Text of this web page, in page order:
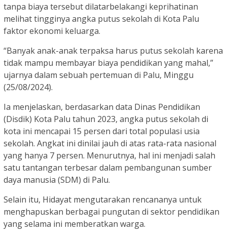
tanpa biaya tersebut dilatarbelakangi keprihatinan
melihat tingginya angka putus sekolah di Kota Palu
faktor ekonomi keluarga.
“Banyak anak-anak terpaksa harus putus sekolah karena
tidak mampu membayar biaya pendidikan yang mahal,”
ujarnya dalam sebuah pertemuan di Palu, Minggu
(25/08/2024).
Ia menjelaskan, berdasarkan data Dinas Pendidikan
(Disdik) Kota Palu tahun 2023, angka putus sekolah di
kota ini mencapai 15 persen dari total populasi usia
sekolah. Angkat ini dinilai jauh di atas rata-rata nasional
yang hanya 7 persen. Menurutnya, hal ini menjadi salah
satu tantangan terbesar dalam pembangunan sumber
daya manusia (SDM) di Palu.
Selain itu, Hidayat mengutarakan rencananya untuk
menghapuskan berbagai pungutan di sektor pendidikan
yang selama ini memberatkan warga.